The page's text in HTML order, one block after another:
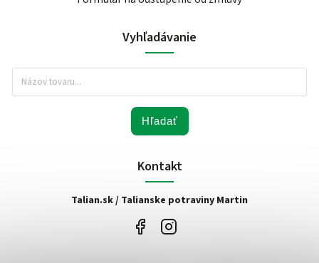
Vyhľadávanie
Hľadať
Kontakt
Talian.sk / Talianske potraviny Martin